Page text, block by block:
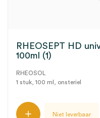
RHEOSEPT HD
100ml (1)
RHEOSOL
1 stuk, 100 ml, onsteriel
Niet leverbaar